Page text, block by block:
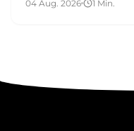
04 Aug. 2026 1 Min.